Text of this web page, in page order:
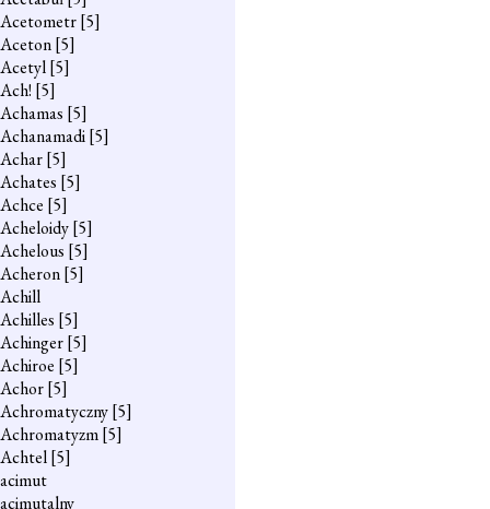
Acetometr[5]
Aceton[5]
Acetyl[5]
Ach! [5]
Achamas [5]
Achanamadi[5]
Achar[5]
Achates [5]
Achce [5]
Acheloidy[5]
Achelous [5]
Acheron[5]
Achill
Achilles [5]
Achinger[5]
Achiroe [5]
Achor[5]
Achromatyczny[5]
Achromatyzm[5]
Achtel[5]
acimut
acimutalny